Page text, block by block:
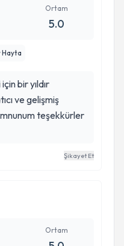
Ortam
5.0
Hayta
bir yıldır
ve gelişmiş
teşekkürler
Şikayet Et
Ortam